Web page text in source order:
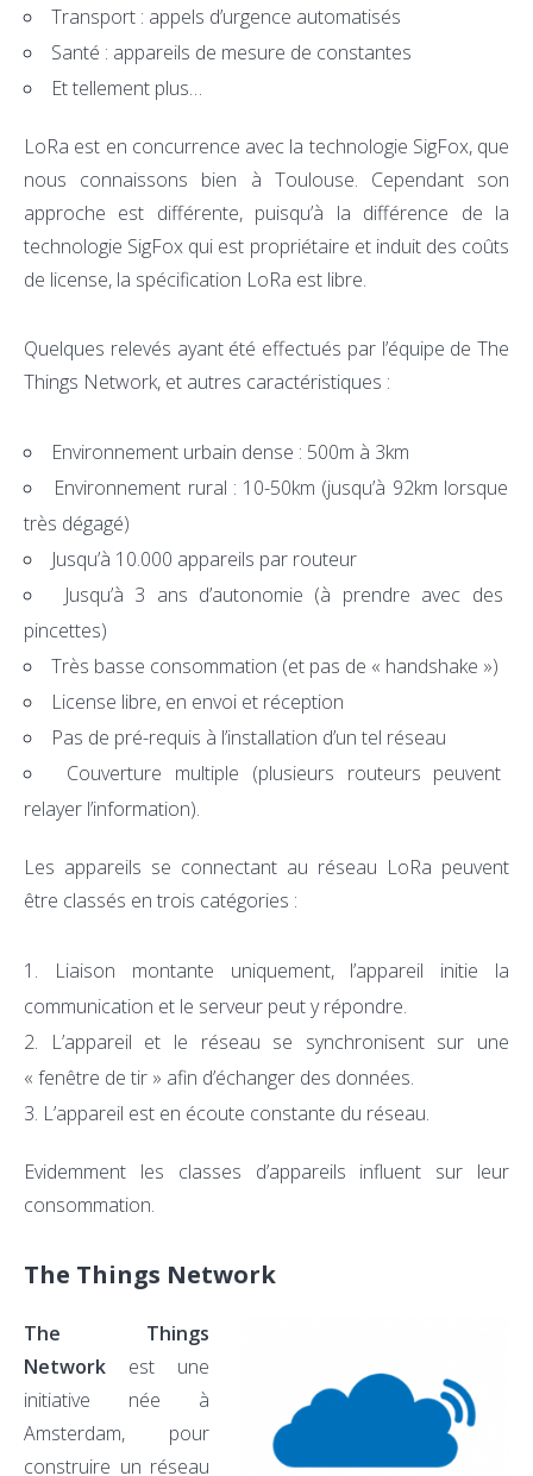
Transport : appels d’urgence automatisés
Santé : appareils de mesure de constantes
Et tellement plus…
LoRa est en concurrence avec la technologie SigFox, que
nous connaissons bien à Toulouse. Cependant son
approche est différente, puisqu’à la différence de la
technologie SigFox qui est propriétaire et induit des coûts
de license, la spécification LoRa est libre.
Quelques relevés ayant été effectués par l’équipe de The
Things Network, et autres caractéristiques :
Environnement urbain dense : 500m à 3km
Environnement rural : 10-50km (jusqu’à 92km lorsque
très dégagé)
Jusqu’à 10.000 appareils par routeur
Jusqu’à 3 ans d’autonomie (à prendre avec des
pincettes)
Très basse consommation (et pas de « handshake »)
License libre, en envoi et réception
Pas de pré-requis à l’installation d’un tel réseau
Couverture multiple (plusieurs routeurs peuvent
relayer l’information).
Les appareils se connectant au réseau LoRa peuvent
être classés en trois catégories :
Liaison montante uniquement, l’appareil initie la
communication et le serveur peut y répondre.
L’appareil et le réseau se synchronisent sur une
« fenêtre de tir » afin d’échanger des données.
L’appareil est en écoute constante du réseau.
Evidemment les classes d’appareils influent sur leur
consommation.
The Things Network
The Things
Network est une
initiative née à
Amsterdam, pour
construire un réseau